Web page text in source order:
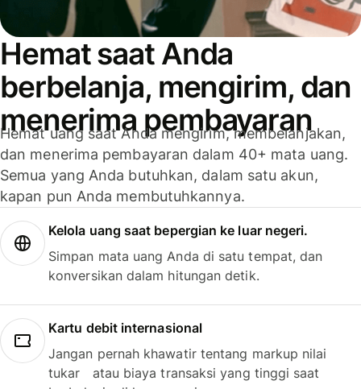
Hemat saat Anda
berbelanja, mengirim, dan
menerima pembayaran
Hemat uang saat Anda mengirim, membelanjakan,
dan menerima pembayaran dalam 40+ mata uang.
Semua yang Anda butuhkan, dalam satu akun,
kapan pun Anda membutuhkannya.
Kelola uang saat bepergian ke luar negeri.
Simpan mata uang Anda di satu tempat, dan
konversikan dalam hitungan detik.
Kartu debit internasional
Jangan pernah khawatir tentang markup nilai
tukar atau biaya transaksi yang tinggi saat